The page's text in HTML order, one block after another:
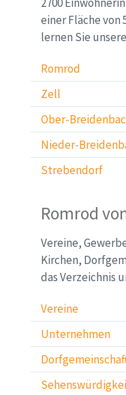
einer Fläche
lernen Sie
Romrod
Zell
Ober-
Nieder-
Strebendorf
Romrod
Vereine,
Kirchen,
das Verzeichnis
Vereine
Unternehmen